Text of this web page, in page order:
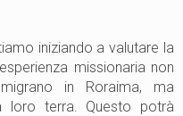
iniziando a valutare la
missionaria non
in Roraima, ma
loro terra. Questo potrà